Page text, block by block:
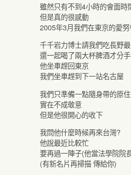
雖然只有不到4小時的會面時
但是真的很感動
2005年3月我們在東京的愛
千千岩力博士請我們吃長野
還一起喝了兩大杯脾酒才分手
他坐車趕回東京
我們坐車趕到下一站名古屋
我們只準備一點隨身帶的原
實在不成敬意
但是他很開心的收下
我問他什麼時候再來台灣?
他說最近比較忙
要再過一陣子(他當法學院院
(有新名片再掃描 傳給你)